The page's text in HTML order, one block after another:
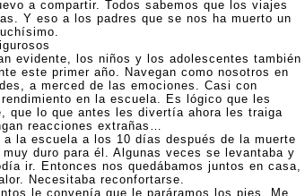
a compartir. Todos sabemos que los viajes
Y eso a los padres que se nos ha muerto un
evidente, los niños y los adolescentes también
este primer año. Navegan como nosotros en
a merced de las emociones. Casi con
en la escuela. Es lógico que les
que lo que antes les divertía ahora les traiga
reacciones extrañas…
la escuela a los 10 días después de la muerte
duro para él. Algunas veces se levantaba y
ir. Entonces nos quedábamos juntos en casa,
Necesitaba reconfortarse.
le convenía que le paráramos los pies. Me